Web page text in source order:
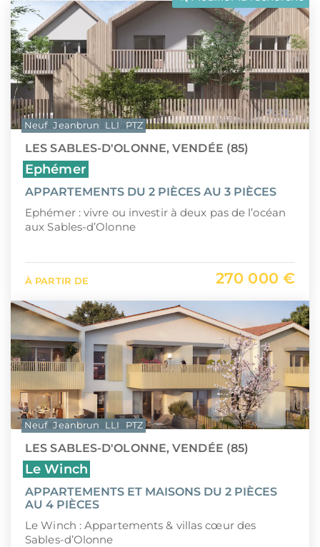
LLI
CIIC (Corse)
Maurice (non-résident)
PTZ
TVA réduite
Pays de la Loire
Provence-Alpes-Côte d'Azur
Guadeloupe (971)
Guyane (973)
La Réunion (974)
Martinique (972)
Nouvelle-Calédonie (988)
Polynésie française (987)
Île Maurice
LES SABLES-D'OLONNE, VENDÉE (85)
Ephémer
APPARTEMENTS DU 2 PIÈCES AU 3 PIÈCES
Ephémer : vivre ou investir à deux pas de l’océan
aux Sables-d’Olonne
À PARTIR DE 270 000 €
Neuf Jeanbrun LLI PTZ
LES SABLES-D'OLONNE, VENDÉE (85)
Le Winch
APPARTEMENTS ET MAISONS DU 2 PIÈCES
AU 4 PIÈCES
Le Winch : Appartements & villas cœur des
Sables-d’Olonne
Neuf Jeanbrun LLI PTZ